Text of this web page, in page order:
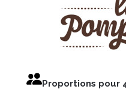
Proportions pour